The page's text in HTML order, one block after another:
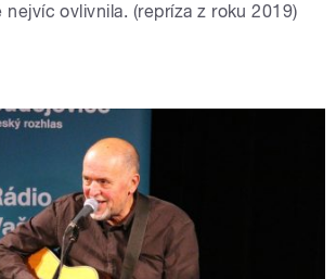
nejvíc ovlivnila. (repríza z roku 2019)